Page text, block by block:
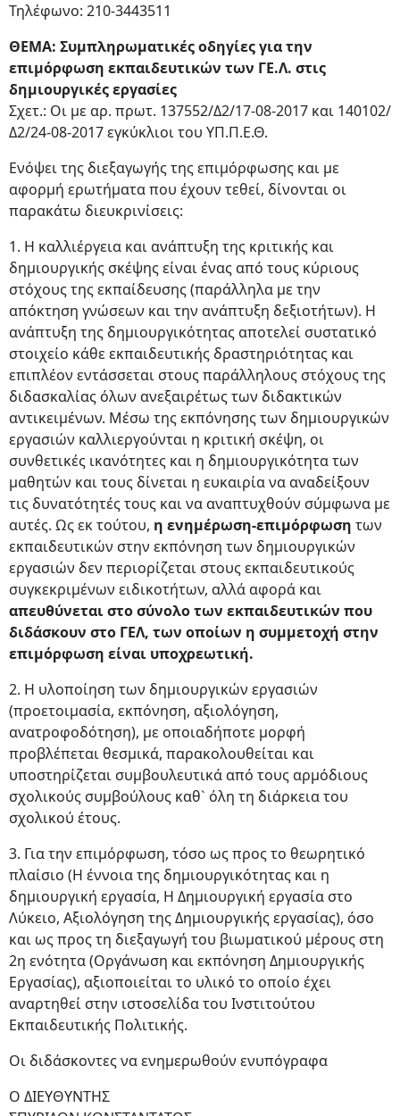
Τηλέφωνο: 210-3443511
ΘΕΜΑ: Συμπληρωματικές οδηγίες για την
επιμόρφωση εκπαιδευτικών των ΓΕ.Λ. στις
δημιουργικές εργασίες
Σχετ.: Οι με αρ. πρωτ. 137552/Δ2/17-08-2017 και 140102/
Δ2/24-08-2017 εγκύκλιοι του ΥΠ.Π.Ε.Θ.
Ενόψει της διεξαγωγής της επιμόρφωσης και με
αφορμή ερωτήματα που έχουν τεθεί, δίνονται οι
παρακάτω διευκρινίσεις:
1. Η καλλιέργεια και ανάπτυξη της κριτικής και
δημιουργικής σκέψης είναι ένας από τους κύριους
στόχους της εκπαίδευσης (παράλληλα με την
απόκτηση γνώσεων και την ανάπτυξη δεξιοτήτων). Η
ανάπτυξη της δημιουργικότητας αποτελεί συστατικό
στοιχείο κάθε εκπαιδευτικής δραστηριότητας και
επιπλέον εντάσσεται στους παράλληλους στόχους της
διδασκαλίας όλων ανεξαιρέτως των διδακτικών
αντικειμένων. Μέσω της εκπόνησης των δημιουργικών
εργασιών καλλιεργούνται η κριτική σκέψη, οι
συνθετικές ικανότητες και η δημιουργικότητα των
μαθητών και τους δίνεται η ευκαιρία να αναδείξουν
τις δυνατότητές τους και να αναπτυχθούν σύμφωνα με
αυτές. Ως εκ τούτου, η ενημέρωση-επιμόρφωση των
εκπαιδευτικών στην εκπόνηση των δημιουργικών
εργασιών δεν περιορίζεται στους εκπαιδευτικούς
συγκεκριμένων ειδικοτήτων, αλλά αφορά και
απευθύνεται στο σύνολο των εκπαιδευτικών που
διδάσκουν στο ΓΕΛ, των οποίων η συμμετοχή στην
επιμόρφωση είναι υποχρεωτική.
2. Η υλοποίηση των δημιουργικών εργασιών
(προετοιμασία, εκπόνηση, αξιολόγηση,
ανατροφοδότηση), με οποιαδήποτε μορφή
προβλέπεται θεσμικά, παρακολουθείται και
υποστηρίζεται συμβουλευτικά από τους αρμόδιους
σχολικούς συμβούλους καθ` όλη τη διάρκεια του
σχολικού έτους.
3. Για την επιμόρφωση, τόσο ως προς το θεωρητικό
πλαίσιο (Η έννοια της δημιουργικότητας και η
δημιουργική εργασία, Η Δημιουργική εργασία στο
Λύκειο, Αξιολόγηση της Δημιουργικής εργασίας), όσο
και ως προς τη διεξαγωγή του βιωματικού μέρους στη
2η ενότητα (Οργάνωση και εκπόνηση Δημιουργικής
Εργασίας), αξιοποιείται το υλικό το οποίο έχει
αναρτηθεί στην ιστοσελίδα του Ινστιτούτου
Εκπαιδευτικής Πολιτικής.
Οι διδάσκοντες να ενημερωθούν ενυπόγραφα
Ο ΔΙΕΥΘΥΝΤΗΣ